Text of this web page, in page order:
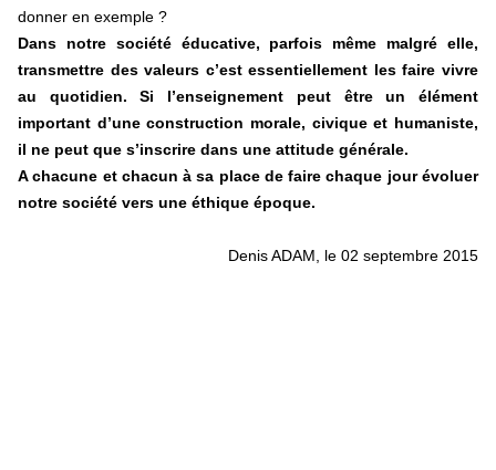
donner en exemple ?
Dans notre société éducative, parfois même malgré elle,
transmettre des valeurs c’est essentiellement les faire vivre
au quotidien. Si l’enseignement peut être un élément
important d’une construction morale, civique et humaniste,
il ne peut que s’inscrire dans une attitude générale.
A chacune et chacun à sa place de faire chaque jour évoluer
notre société vers une éthique époque.
Denis ADAM, le 02 septembre 2015